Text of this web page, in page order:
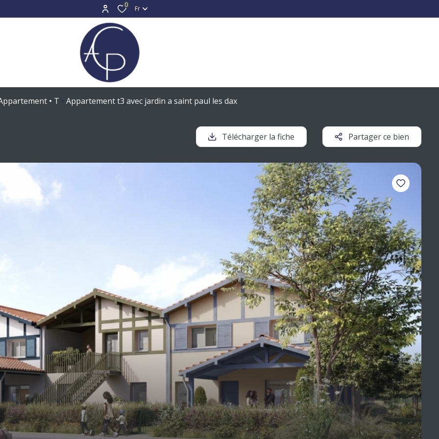
0 Fr
Appartement T Appartement t3 avec jardin a saint paul les dax
Télécharger la fiche Partager ce bien